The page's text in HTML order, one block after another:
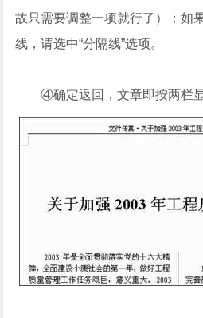
故只需要调整一项就行了）；如
线，请选中“分隔线”选项。
④确定返回，文章即按两栏显